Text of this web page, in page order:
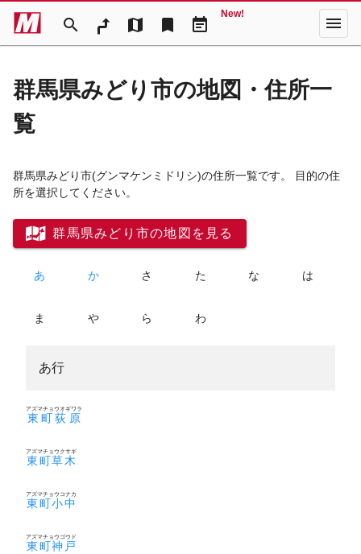
search map bookmark event_note
New! menu
群馬県みどり市の地図・住所一
覧
群馬県みどり市(グンマケンミドリシ)の住所一覧です。 目的の住
所を選択してください。
群馬県みどり市の地図を見る
あ か さ た な は
ま や ら わ
あ行
東町荻原
アズマチョウオギワラ
東町草木
アズマチョウクサギ
東町小中
アズマチョウコナカ
東町神戸
アズマチョウゴウド